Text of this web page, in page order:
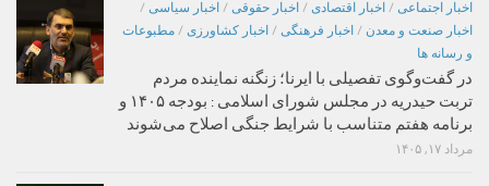
اخبار اجتماعی / اخبار اقتصادی / اخبار حقوقی / اخبار سیاسی /
اخبار صنعت و معدن / اخبار فرهنگی / اخبار کشاورزی / مطبوعات
و رسانه ها
در گفت‌وگوی تفصیلی با ایرنا؛ زنگنه نماینده مردم
تربت حیدریه در مجلس شورای اسلامی : بودجه ۱۴۰۵ و
برنامه هفتم متناسب با شرایط جنگی اصلاح می‌شوند
مرداد ۱۷, ۱۴۰۵